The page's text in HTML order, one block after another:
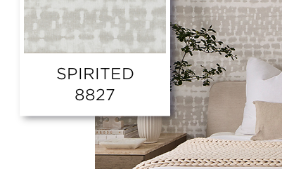
SPIRITED
8827